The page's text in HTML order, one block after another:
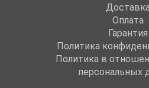
Оплата
Гарантия
Политика
Политика в
персональных